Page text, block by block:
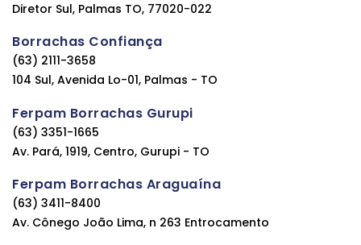
Diretor Sul, Palmas TO, 77020-022
Borrachas Confiança
(63) 2111-3658
104 Sul, Avenida Lo-01, Palmas - TO
Ferpam Borrachas Gurupi
(63) 3351-1665
Av. Pará, 1919, Centro, Gurupi - TO
Ferpam Borrachas Araguaína
(63) 3411-8400
Av. Cônego João Lima, n 263 Entrocamento